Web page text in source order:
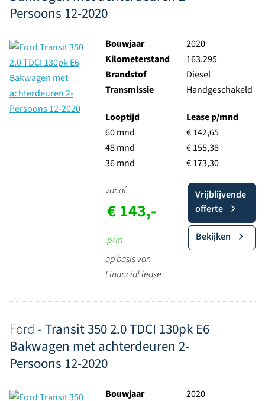
Persoons 12-2020
Bouwjaar
2020
Kilometerstand
163.295
Brandstof
Diesel
Transmissie
Handgeschakeld
Looptijd
60 mnd
48 mnd
36 mnd
Lease p/mnd
€ 142,65
€ 155,38
€ 173,30
vanaf
€ 143,-
p/m
op basis van
Financial lease
Vrijblijvende
offerte
Bekijken
Ford -Transit 350 2.0 TDCI 130pk E6
Bakwagen met achterdeuren 2-
Persoons 12-2020
Bouwjaar
2020